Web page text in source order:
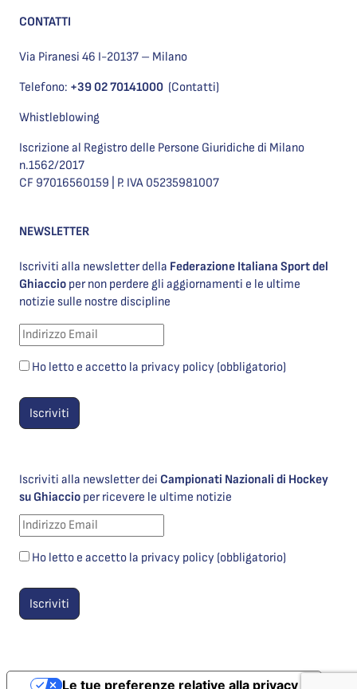
CONTATTI
Via Piranesi 46 I-20137 – Milano
Telefono: +39 02 70141000 (Contatti)
Whistleblowing
Iscrizione al Registro delle Persone Giuridiche di Milano
n.1562/2017
CF 97016560159 | P. IVA 05235981007
NEWSLETTER
Iscriviti alla newsletter della Federazione Italiana Sport del
Ghiaccio per non perdere gli aggiornamenti e le ultime
notizie sulle nostre discipline
Ho letto e accetto la privacy policy (obbligatorio)
Iscriviti alla newsletter dei Campionati Nazionali di Hockey
su Ghiaccio per ricevere le ultime notizie
Ho letto e accetto la privacy policy (obbligatorio)
Le tue preferenze relative alla privacy